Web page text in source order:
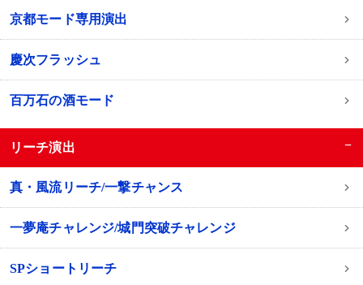
京都モード専用演出
慶次フラッシュ
百万石の酒モード
リーチ演出 −
真・風流リーチ/一撃チャンス
一夢庵チャレンジ/城門突破チャレンジ
SPショートリーチ